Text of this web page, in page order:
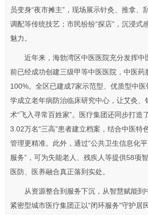
员变身“夜市摊主”，现场展示针灸、推拿、
调配等传统技艺；市民纷纷“探店”，沉浸式
魅力。
近年来，海勃湾区中医医院充分发挥中
前已经成功创建三级甲等中医医院，中医药
100%。全区已建成7家示范型、优质型中
学成立老年病防治临床研究中心，让艾灸、
术“飞入寻常百姓家”。医疗集团还同步打造
3.02万名“三高”患者建立档案，结合中医特
管理更精准。此外，通过“公共卫生信息化
服务”，可为失能老人、残疾人等提供58项
医防、医养融合真正落到实处。
从资源整合到服务下沉，从智慧赋能
紧密型城市医疗集团正以“闭环服务”守护居